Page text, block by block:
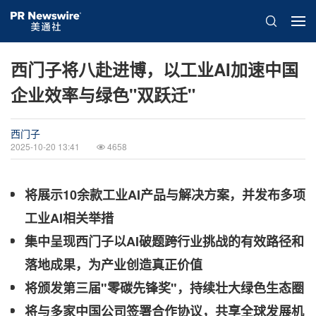
西门子将八赴进博，以工业AI加速中国
企业效率与绿色"双跃迁"
西门子
2025-10-20 13:41 4658
将展示10余款工业AI产品与解决方案，并发布多项
工业AI相关举措
集中呈现西门子以AI破题跨行业挑战的有效路径和
落地成果， 为产业创造真正价值
将颁发第三届"零碳先锋奖"，持续壮大绿色生态圈
将与多家中国公司签署合作协议，共享全球发展机